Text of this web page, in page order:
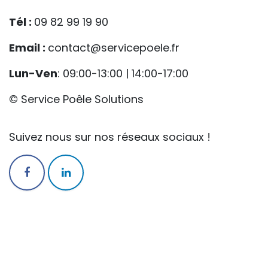
Tél : 09 82 99 19 90
Email : contact@servicepoele.fr
Lun-Ven: 09:00-13:00 | 14:00-17:00
© Service Poêle Solutions
Suivez nous sur nos réseaux sociaux !